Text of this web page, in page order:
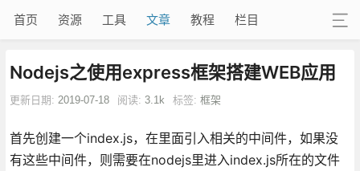
首页 资源 工具 文章 教程 栏目
Nodejs之使用express框架搭建WEB应用
更新日期: 2019-07-18 阅读: 3.1k 标签: 框架
首先创建一个index.js，在里面引入相关的中间件，如果没
有这些中间件，则需要在nodejs里进入index.js所在的文件